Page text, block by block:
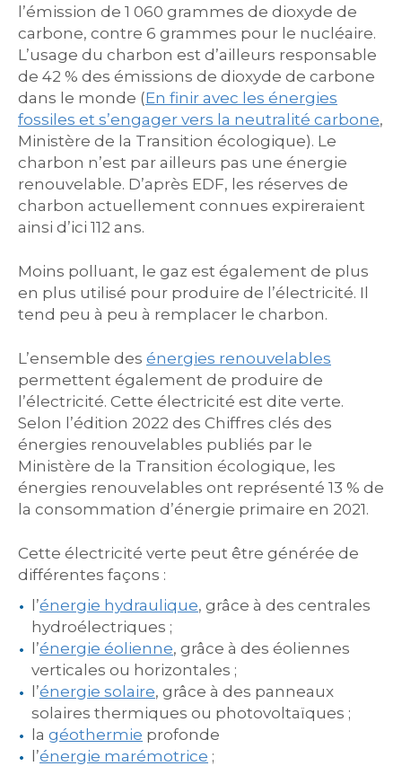
l’émission de 1 060 grammes de dioxyde de
carbone, contre 6 grammes pour le nucléaire.
L’usage du charbon est d’ailleurs responsable
de 42 % des émissions de dioxyde de carbone
dans le monde (En finir avec les énergies
fossiles et s’engager vers la neutralité carbone,
Ministère de la Transition écologique). Le
charbon n’est par ailleurs pas une énergie
renouvelable. D’après EDF, les réserves de
charbon actuellement connues expireraient
ainsi d’ici 112 ans.
Moins polluant, le gaz est également de plus
en plus utilisé pour produire de l’électricité. Il
tend peu à peu à remplacer le charbon.
L’ensemble des énergies renouvelables
permettent également de produire de
l’électricité. Cette électricité est dite verte.
Selon l’édition 2022 des Chiffres clés des
énergies renouvelables publiés par le
Ministère de la Transition écologique, les
énergies renouvelables ont représenté 13 % de
la consommation d’énergie primaire en 2021.
Cette électricité verte peut être générée de
différentes façons :
l’énergie hydraulique, grâce à des centrales
hydroélectriques ;
l’énergie éolienne, grâce à des éoliennes
verticales ou horizontales ;
l’énergie solaire, grâce à des panneaux
solaires thermiques ou photovoltaïques ;
la géothermie profonde
l’énergie marémotrice ;